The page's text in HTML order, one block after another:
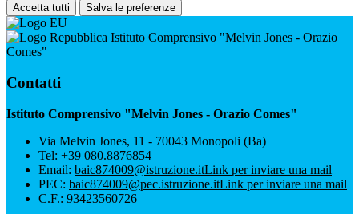
Accetta tutti Salva le preferenze
Istituto Comprensivo "Melvin Jones - Orazio
Comes"
Contatti
Istituto Comprensivo "Melvin Jones - Orazio Comes"
Via Melvin Jones, 11 - 70043 Monopoli (Ba)
Tel: +39 080.8876854
Email: baic874009@istruzione.itLink per inviare una mail
PEC: baic874009@pec.istruzione.itLink per inviare una mail
C.F.: 93423560726